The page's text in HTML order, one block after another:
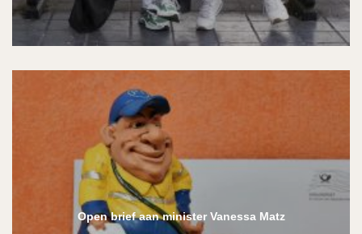
Open brief aan minister Vanessa Matz